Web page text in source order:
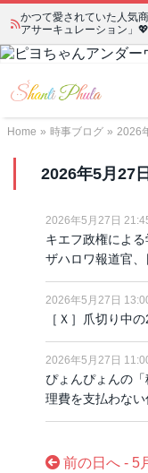
かつて愛されていた人気
アサーキュレーション」
Home » 時事ブログ » 2026
2026年5月27日
2026年5月27日
キエフ政権によ
ザハロワ報道官
2026年5月27日
［Ｘ］爪切り中
2026年5月27日
ぴょんぴょんの
理費を支払わな
前の日へ - 5